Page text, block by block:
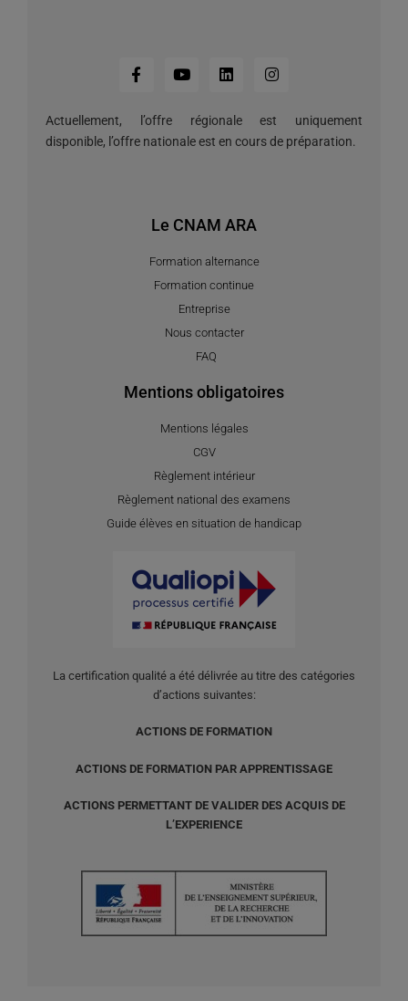
Actuellement, l’offre régionale est uniquement
disponible, l’offre nationale est en cours de préparation.
Le CNAM ARA
Formation alternance
Formation continue
Entreprise
Nous contacter
FAQ
Mentions obligatoires
Mentions légales
CGV
Règlement intérieur
Règlement national des examens
Guide élèves en situation de handicap
La certification qualité a été délivrée au titre des catégories
d’actions suivantes:
ACTIONS DE FORMATION
ACTIONS DE FORMATION PAR APPRENTISSAGE
ACTIONS PERMETTANT DE VALIDER DES ACQUIS DE
L’EXPERIENCE